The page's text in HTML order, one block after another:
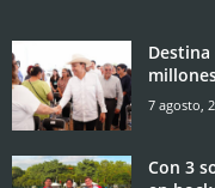
7 agosto,
Con 3